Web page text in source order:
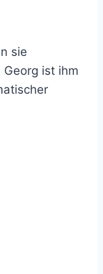
sie
ist ihm